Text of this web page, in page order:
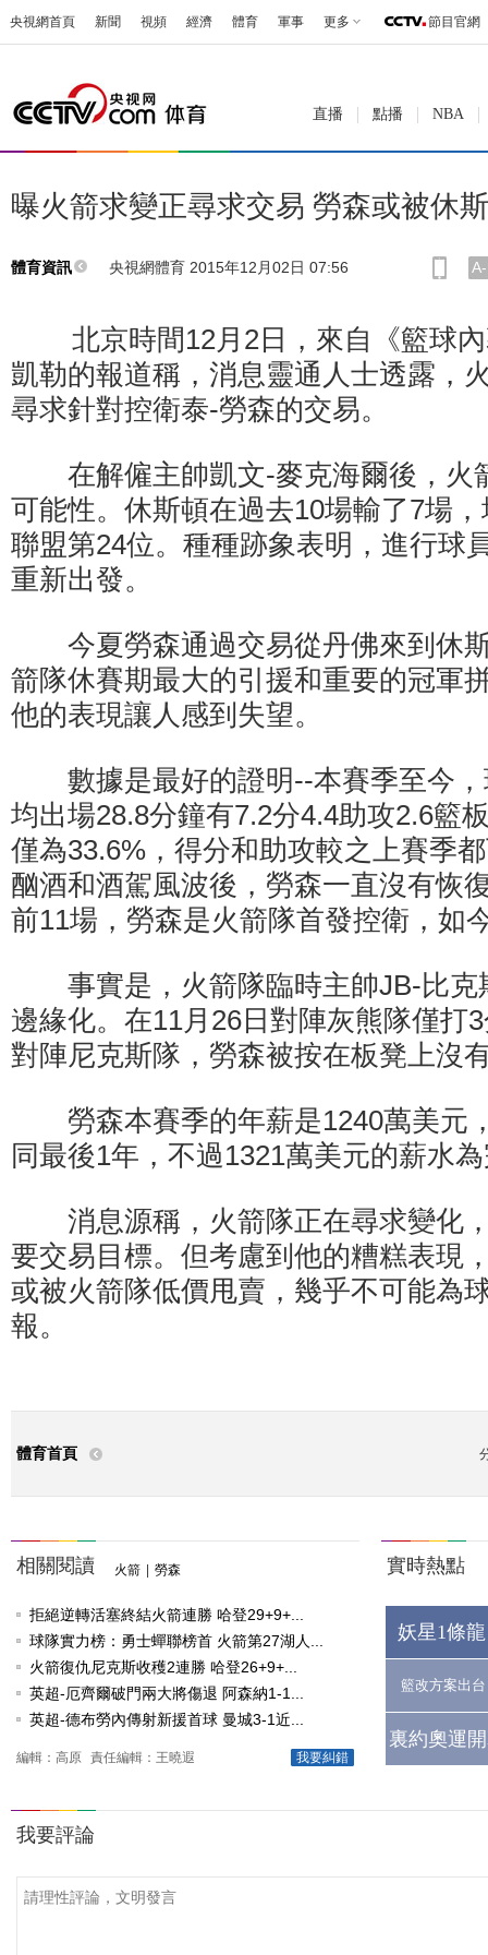
央視網首頁 新聞 視頻 經濟 體育 軍事 更多 節目官網
直播 點播 NBA
曝火箭求變正尋求交易 勞森或被休
體育資訊 央視網體育 2015年12月02日 07:56 A-
北京時間12月2日，來自《籃球內
凱勒的報道稱，消息靈通人士透露，
尋求針對控衛泰-勞森的交易。
在解僱主帥凱文-麥克海爾後，火
可能性。休斯頓在過去10場輸了7場
聯盟第24位。種種跡象表明，進行球
重新出發。
今夏勞森通過交易從丹佛來到休
箭隊休賽期最大的引援和重要的冠軍
他的表現讓人感到失望。
數據是最好的證明--本賽季至今，
均出場28.8分鐘有7.2分4.4助攻2.6籃
僅為33.6%，得分和助攻較之上賽季
酗酒和酒駕風波後，勞森一直沒有恢
前11場，勞森是火箭隊首發控衛，如
事實是，火箭隊臨時主帥JB-比克
邊緣化。在11月26日對陣灰熊隊僅打
對陣尼克斯隊，勞森被按在板凳上沒
勞森本賽季的年薪是1240萬美元
同最後1年，不過1321萬美元的薪水
消息源稱，火箭隊正在尋求變化
要交易目標。但考慮到他的糟糕表現
或被火箭隊低價甩賣，幾乎不可能為
報。
體育首頁
相關閱讀 火箭 勞森
拒絕逆轉活塞終結火箭連勝 哈登29+9+...
球隊實力榜：勇士蟬聯榜首 火箭第27湖人...
火箭復仇尼克斯收穫2連勝 哈登26+9+...
英超-厄齊爾破門兩大將傷退 阿森納1-1...
英超-德布勞內傳射新援首球 曼城3-1近...
我要糾錯
編輯：高原 責任編輯：王曉遐
實時熱點
妖星1條
籃改方案出台
裏約奧運